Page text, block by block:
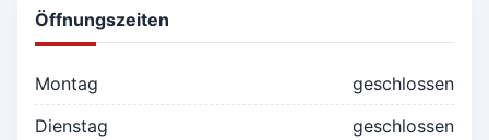
Öffnungszeiten
Montag
geschlossen
Dienstag
geschlossen